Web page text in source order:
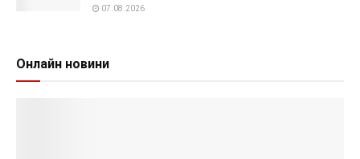
07.08.2026
Онлайн новини